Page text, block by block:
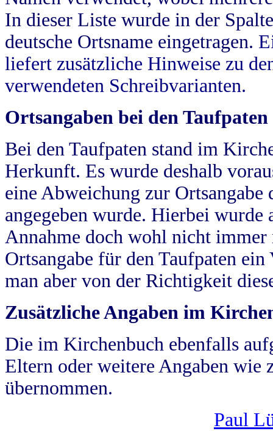
In dieser Liste wurde in der
deutsche Ortsname eingetragen.
liefert zusätzliche Hinweise zu
verwendeten Schreibvarianten.
Ortsangaben bei den Taufpaten
Bei den Taufpaten stand im
Herkunft. Es wurde deshalb
eine Abweichung zur
angegeben wurde. Hierbei wurde
Annahme doch wohl nicht
Ortsangabe für den Taufpaten
man aber von der Richtigkeit
Zusätzliche Angaben im
Die im Kirchenbuch ebenfalls
Eltern oder weitere Angaben wie
übernommen.
Paul